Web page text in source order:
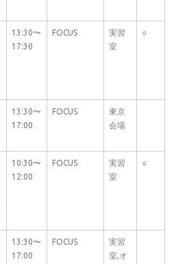
13:30〜
17:30
FOCUS
実習
室
○
13:30〜
17:00
FOCUS
東京
会場
10:30〜
12:00
FOCUS
実習
室
○
13:30〜
17:00
FOCUS
実習
室,オ